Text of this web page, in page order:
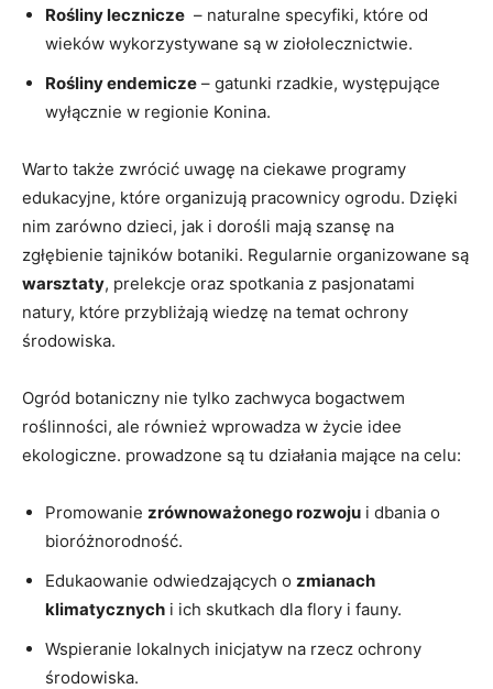
Rośliny lecznicze ​ – naturalne specyfiki, ‍które od
wieków wykorzystywane są ‌w ziołolecznictwie.
Rośliny ⁢endemicze ⁢– gatunki rzadkie, występujące
wyłącznie‍ w regionie Konina.
Warto⁤ także zwrócić uwagę ‌na ciekawe programy
edukacyjne, które organizują pracownicy⁣ ogrodu. Dzięki
nim zarówno dzieci, jak i dorośli mają szansę na
zgłębienie tajników botaniki. Regularnie organizowane są
warsztaty, ⁤prelekcje oraz spotkania z pasjonatami​
natury, które ⁢przybliżają wiedzę na temat ochrony
środowiska.
Ogród botaniczny nie tylko zachwyca bogactwem⁣
roślinności, ale również wprowadza w życie idee⁤
ekologiczne. prowadzone są tu działania mające na celu:
Promowanie zrównoważonego rozwoju i dbania o
bioróżnorodność.
Edukaowanie ⁢odwiedzających⁢ o zmianach
klimatycznych i ich ⁢skutkach dla flory ⁤i fauny.
Wspieranie lokalnych inicjatyw na rzecz ochrony
środowiska.